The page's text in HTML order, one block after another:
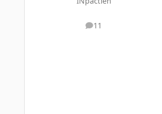
11
messages